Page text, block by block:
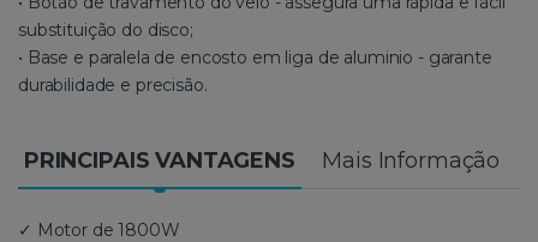
substituição do disco;
• Base e paralela de encosto em liga de aluminio - garante
durabilidade e precisão.
PRINCIPAIS VANTAGENS Mais Informação
✓ Motor de 1800W